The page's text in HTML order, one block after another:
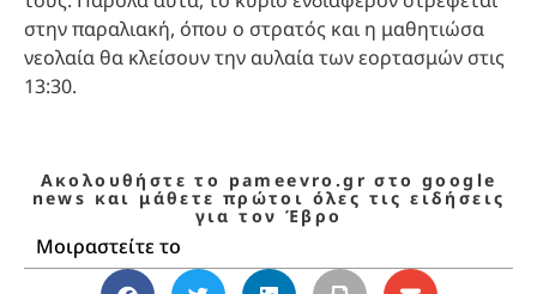
στην παραλιακή, όπου ο στρατός και η μαθητιώσα
νεολαία θα κλείσουν την αυλαία των εορτασμών στις
13:30.
Ακολουθήστε το pameevro.gr στο google
news και μάθετε πρώτοι όλες τις ειδήσεις
για τον Έβρο
Μοιραστείτε το